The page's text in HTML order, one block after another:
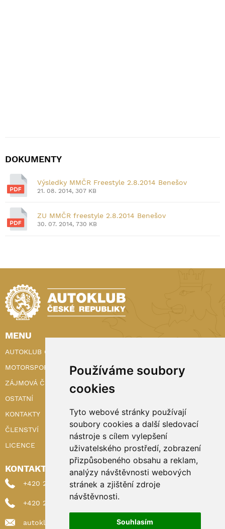
Používáme soubory
cookies
Tyto webové stránky používají
soubory cookies a další sledovací
nástroje s cílem vylepšení
uživatelského prostředí, zobrazení
přizpůsobeného obsahu a reklam,
analýzy návštěvnosti webových
stránek a zjištění zdroje
návštěvnosti.
Souhlasím
DOKUMENTY
Výsledky MMČR Freestyle 2.8.2014 Benešov
21. 08. 2014, 307 KB
ZU MMČR freestyle 2.8.2014 Benešov
30. 07. 2014, 730 KB
MENU
AUTOKLUB ČR
MOTORSPORT
ZÁJMOVÁ ČINNOST
OSTATNÍ
KONTAKTY
ČLENSTVÍ
LICENCE
KONTAKTY
+420 222 898 224 (sekretariat)
+420 222 898 221 (členství)
autoklub@autoklub.cz